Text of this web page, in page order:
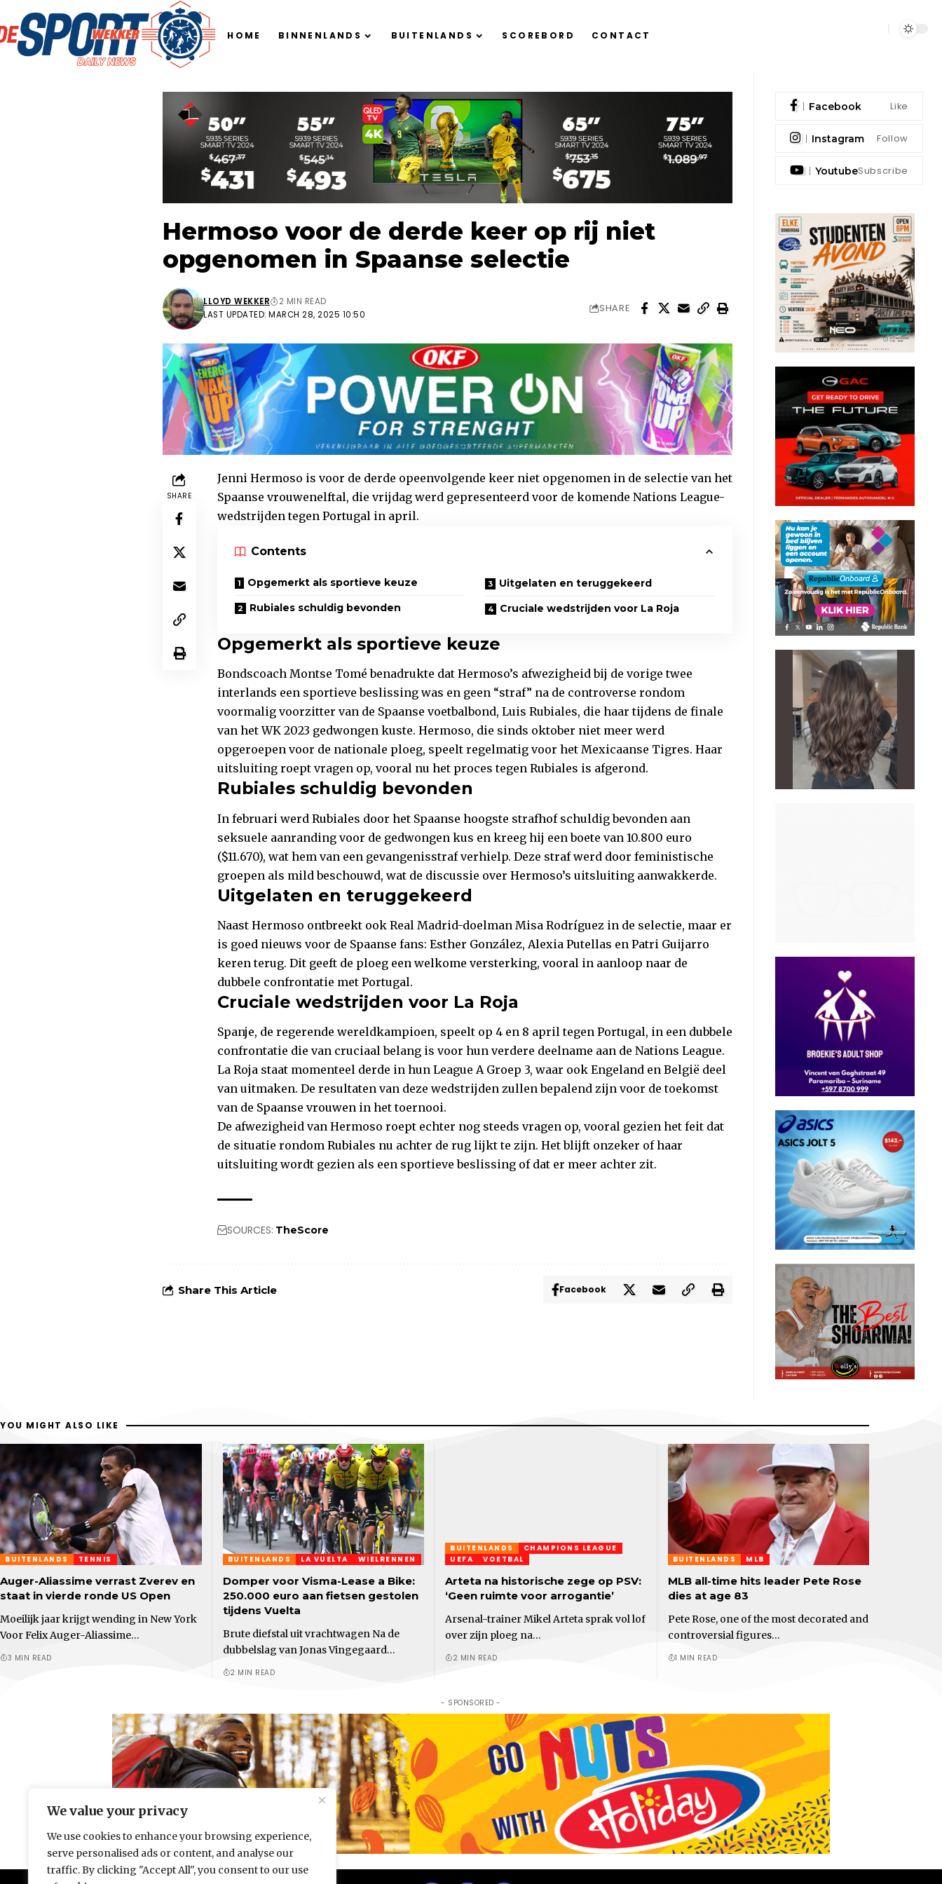
We value your privacy
We use cookies to enhance your browsing experience,
serve personalised ads or content, and analyse our
traffic. By clicking "Accept All", you consent to our use
HOME BINNENLANDS BUITENLANDS SCOREBORD CONTACT
Hermoso voor de derde keer op rij niet
opgenomen in Spaanse selectie
LAST UPDATED: MARCH 28, 2025 10:50
LLOYD WEKKER 2 MIN READ
SHARE
SHARE
Jenni Hermoso is voor de derde opeenvolgende keer niet opgenomen in de selectie van het
Spaanse vrouwenelftal, die vrijdag werd gepresenteerd voor de komende Nations League-
wedstrijden tegen Portugal in april.
Contents
Opgemerkt als sportieve keuze
Rubiales schuldig bevonden
Uitgelaten en teruggekeerd
Cruciale wedstrijden voor La Roja
Opgemerkt als sportieve keuze
Bondscoach Montse Tomé benadrukte dat Hermoso’s afwezigheid bij de vorige twee
interlands een sportieve beslissing was en geen “straf” na de controverse rondom
voormalig voorzitter van de Spaanse voetbalbond, Luis Rubiales, die haar tijdens de finale
van het WK 2023 gedwongen kuste. Hermoso, die sinds oktober niet meer werd
opgeroepen voor de nationale ploeg, speelt regelmatig voor het Mexicaanse Tigres. Haar
uitsluiting roept vragen op, vooral nu het proces tegen Rubiales is afgerond.
Rubiales schuldig bevonden
In februari werd Rubiales door het Spaanse hoogste strafhof schuldig bevonden aan
seksuele aanranding voor de gedwongen kus en kreeg hij een boete van 10.800 euro
($11.670), wat hem van een gevangenisstraf verhielp. Deze straf werd door feministische
groepen als mild beschouwd, wat de discussie over Hermoso’s uitsluiting aanwakkerde.
Uitgelaten en teruggekeerd
Naast Hermoso ontbreekt ook Real Madrid-doelman Misa Rodríguez in de selectie, maar er
is goed nieuws voor de Spaanse fans: Esther González, Alexia Putellas en Patri Guijarro
keren terug. Dit geeft de ploeg een welkome versterking, vooral in aanloop naar de
dubbele confrontatie met Portugal.
Cruciale wedstrijden voor La Roja
Spanje, de regerende wereldkampioen, speelt op 4 en 8 april tegen Portugal, in een dubbele
confrontatie die van cruciaal belang is voor hun verdere deelname aan de Nations League.
La Roja staat momenteel derde in hun League A Groep 3, waar ook Engeland en België deel
van uitmaken. De resultaten van deze wedstrijden zullen bepalend zijn voor de toekomst
van de Spaanse vrouwen in het toernooi.
De afwezigheid van Hermoso roept echter nog steeds vragen op, vooral gezien het feit dat
de situatie rondom Rubiales nu achter de rug lijkt te zijn. Het blijft onzeker of haar
uitsluiting wordt gezien als een sportieve beslissing of dat er meer achter zit.
SOURCES: TheScore
Share This Article Facebook
Facebook Like
Instagram Follow
YoutubeSubscribe
YOU MIGHT ALSO LIKE
BUITENLANDS TENNIS
Auger-Aliassime verrast Zverev en
staat in vierde ronde US Open
Moeilijk jaar krijgt wending in New York
Voor Felix Auger-Aliassime…
3 MIN READ
BUITENLANDS LA VUELTA WIELRENNEN
Domper voor Visma-Lease a Bike:
250.000 euro aan fietsen gestolen
tijdens Vuelta
Brute diefstal uit vrachtwagen Na de
dubbelslag van Jonas Vingegaard…
2 MIN READ
BUITENLANDS
CHAMPIONS LEAGUE
UEFA
VOETBAL
Arteta na historische zege op PSV:
‘Geen ruimte voor arrogantie’
Arsenal-trainer Mikel Arteta sprak vol lof
over zijn ploeg na…
2 MIN READ
BUITENLANDS MLB
MLB all-time hits leader Pete Rose
dies at age 83
Pete Rose, one of the most decorated and
controversial figures…
1 MIN READ
- SPONSORED -